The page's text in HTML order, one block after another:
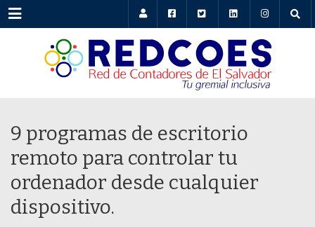
Menu
9 programas de escritorio
remoto para controlar tu
ordenador desde cualquier
dispositivo.